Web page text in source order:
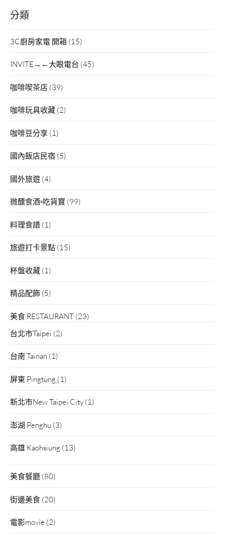
分類
3C廚房家電 開箱 (15)
INVITE→←大眼電台 (45)
咖啡喫茶店 (39)
咖啡玩具收藏 (2)
咖啡豆分享 (1)
國內飯店民宿 (5)
國外旅遊 (4)
微醺食酒▫吃貨寶 (99)
料理食譜 (1)
旅遊打卡景點 (15)
杯盤收藏 (1)
精品配飾 (5)
美食 RESTAURANT (23)
台北市Taipei (2)
台南 Tainan (1)
屏東 Pingtung (1)
新北市New Taipei City (1)
澎湖 Penghu (3)
高雄 Kaohsiung (13)
美食餐廳 (80)
街邊美食 (20)
電影movie (2)